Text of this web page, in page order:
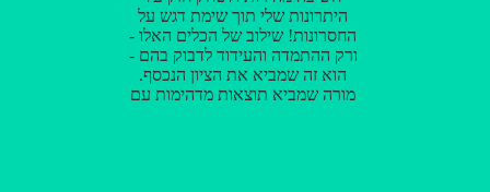
היתרונות שלי תוך שימת דגש על
החסרונות! שילוב של הכלים האלו -
ורק ההתמדה והעידוד לדבוק בהם -
הוא זה שמביא את הציון הנכסף.
מורה שמביא תוצאות מדהימות עם